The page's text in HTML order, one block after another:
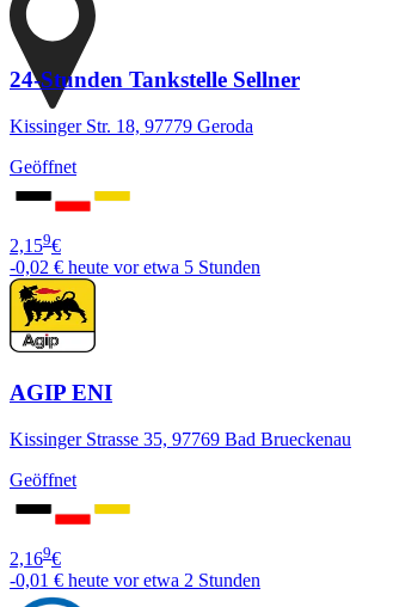
24-Stunden Tankstelle Sellner
Kissinger Str. 18, 97779 Geroda
Geöffnet
2,159€
-0,02 € heute vor etwa 5 Stunden
AGIP ENI
Kissinger Strasse 35, 97769 Bad Brueckenau
Geöffnet
2,169€
-0,01 € heute vor etwa 2 Stunden